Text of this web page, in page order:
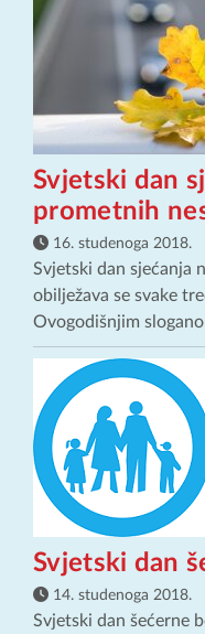
Svjetski dan
prometnih
16. studenoga 2018.
Svjetski dan sjećanja
obilježava se svake
Ovogodišnjim
Svjetski dan
14. studenoga 2018.
Svjetski dan šećerne